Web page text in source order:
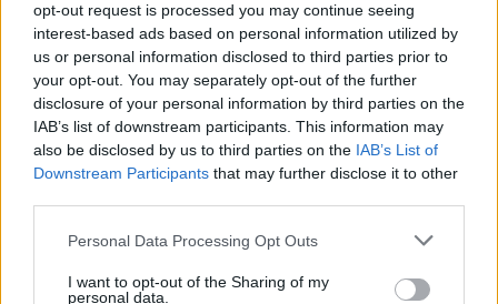
opt-out request is processed you may continue seeing
interest-based ads based on personal information utilized by
us or personal information disclosed to third parties prior to
your opt-out. You may separately opt-out of the further
disclosure of your personal information by third parties on the
IAB’s list of downstream participants. This information may
also be disclosed by us to third parties on the IAB’s List of
Downstream Participants that may further disclose it to other
Please note that this website/app uses one or more Google
not limited to your visit or usage behaviour. You may click to
Personal Data Processing Opt Outs
I want to opt-out of the Sharing of my
personal data.
Lázár János politikus mondataira reagál.
Somogyi Tímea: Senki nem lesz azért
kevésbé értékes, mert cigánynak született!
Bárki, aki ismer, tudja, tartom magam egy olyan
Akkor is, ha ez sokszor volt nagyon nehéz. Nem
gyűlölködöm. Az emberi méltóságot minden